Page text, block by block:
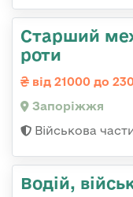
Старший
роти
від 21000 до
Запоріжжя
Військова
Водій,